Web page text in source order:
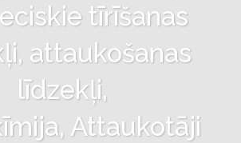
tīrīšanas
attaukošanas
līdzekļi,
Attaukotāji